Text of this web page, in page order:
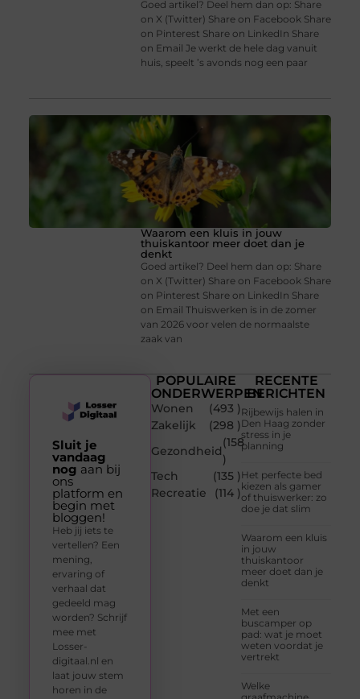
Goed artikel? Deel hem dan op: Share
on X (Twitter) Share on Facebook Share
on Pinterest Share on LinkedIn Share
on Email Je werkt de hele dag vanuit
huis, speelt ’s avonds nog een paar
Waarom een kluis in jouw
thuiskantoor meer doet dan je
denkt
Goed artikel? Deel hem dan op: Share
on X (Twitter) Share on Facebook Share
on Pinterest Share on LinkedIn Share
on Email Thuiswerken is in de zomer
van 2026 voor velen de normaalste
zaak van
POPULAIRE
ONDERWERPEN
Wonen
(493 )
Zakelijk
(298 )
Gezondheid
(158
)
Tech
(135 )
Recreatie
(114 )
RECENTE
BERICHTEN
Rijbewijs halen in
Den Haag zonder
stress in je
planning
Het perfecte bed
kiezen als gamer
of thuiswerker: zo
doe je dat slim
Waarom een kluis
in jouw
thuiskantoor
meer doet dan je
denkt
Met een
buscamper op
pad: wat je moet
weten voordat je
vertrekt
Welke
Sluit je
vandaag
nog aan bij
ons
platform en
begin met
bloggen!
Heb jij iets te
vertellen? Een
mening,
ervaring of
verhaal dat
gedeeld mag
worden? Schrijf
mee met
Losser-
digitaal.nl en
laat jouw stem
horen in de